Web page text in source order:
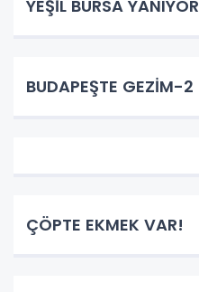
YEŞİL BURSA YANIYOR
BUDAPEŞTE GEZİM-2
ÇÖPTE EKMEK VAR!